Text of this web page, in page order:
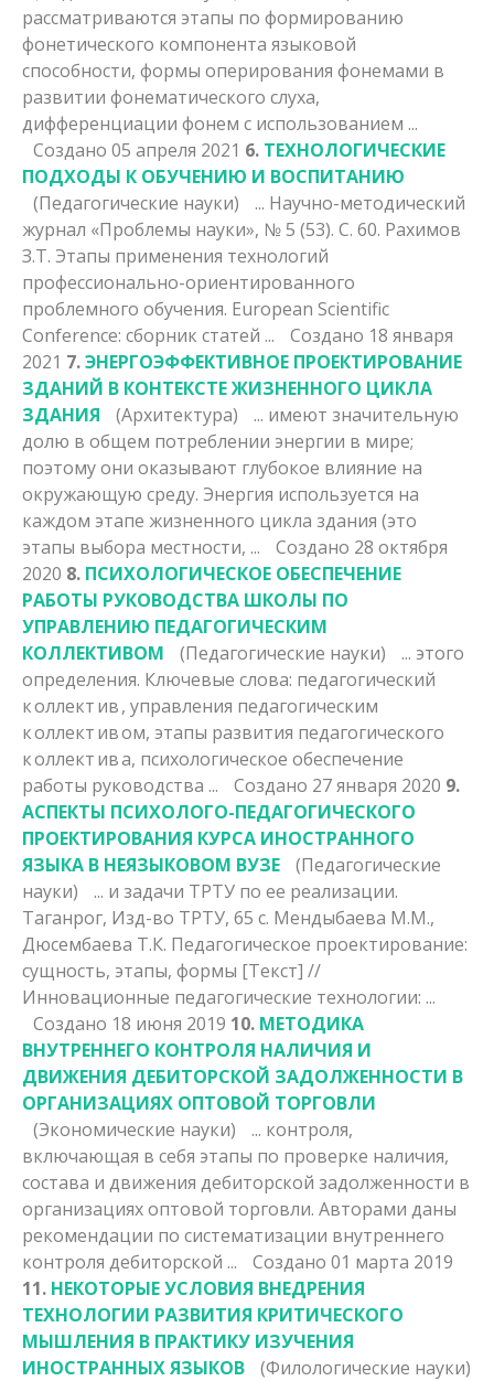
рассматриваются этапы по формированию
фонетического компонента языковой
способности, формы оперирования фонемами в
развитии фонематического слуха,
дифференциации фонем с использованием ...
Создано 05 апреля 2021 6. ТЕХНОЛОГИЧЕСКИЕ
ПОДХОДЫ К ОБУЧЕНИЮ И ВОСПИТАНИЮ
(Педагогические науки)
... Научно-методический
журнал «Проблемы науки», № 5 (53). С. 60. Рахимов
З.Т. Этапы применения технологий
профессионально-ориентированного
проблемного обучения. European Scientific
Conference: сборник статей ...
Создано 18 января
2021 7.ЭНЕРГОЭФФЕКТИВНОЕ ПРОЕКТИРОВАНИЕ
ЗДАНИЙ В КОНТЕКСТЕ ЖИЗНЕННОГО ЦИКЛА
ЗДАНИЯ
(Архитектура)
... имеют значительную
долю в общем потреблении энергии в мире;
поэтому они оказывают глубокое влияние на
окружающую среду. Энергия используется на
каждом этапе жизненного цикла здания (это
этапы выбора местности, ...
Создано 28 октября
2020 8. ПСИХОЛОГИЧЕСКОЕ ОБЕСПЕЧЕНИЕ
РАБОТЫ РУКОВОДСТВА ШКОЛЫ ПО
УПРАВЛЕНИЮ ПЕДАГОГИЧЕСКИМ
КОЛЛЕКТИВОМ
(Педагогические науки)
... этого
определения. Ключевые слова: педагогический
к оллект ив , управления педагогическим
к оллект ив ом, этапы развития педагогического
к оллект ив а, психологическое обеспечение
работы руководства ...
Создано 27 января 2020 9.
АСПЕКТЫ ПСИХОЛОГО-ПЕДАГОГИЧЕСКОГО
ПРОЕКТИРОВАНИЯ КУРСА ИНОСТРАННОГО
ЯЗЫКА В НЕЯЗЫКОВОМ ВУЗЕ
(Педагогические
науки)
... и задачи ТРТУ по ее реализации.
Таганрог, Изд-во ТРТУ, 65 с. Мендыбаева М.М.,
Дюсембаева Т.К. Педагогическое проектирование:
сущность, этапы, формы [Текст] //
Инновационные педагогические технологии: ...
Создано 18 июня 2019 10. МЕТОДИКА
ВНУТРЕННЕГО КОНТРОЛЯ НАЛИЧИЯ И
ДВИЖЕНИЯ ДЕБИТОРСКОЙ ЗАДОЛЖЕННОСТИ В
ОРГАНИЗАЦИЯХ ОПТОВОЙ ТОРГОВЛИ
(Экономические науки)
... контроля,
включающая в себя этапы по проверке наличия,
состава и движения дебиторской задолженности в
организациях оптовой торговли. Авторами даны
рекомендации по систематизации внутреннего
контроля дебиторской ...
Создано 01 марта 2019
11. НЕКОТОРЫЕ УСЛОВИЯ ВНЕДРЕНИЯ
ТЕХНОЛОГИИ РАЗВИТИЯ КРИТИЧЕСКОГО
МЫШЛЕНИЯ В ПРАКТИКУ ИЗУЧЕНИЯ
ИНОСТРАННЫХ ЯЗЫКОВ
(Филологические науки)